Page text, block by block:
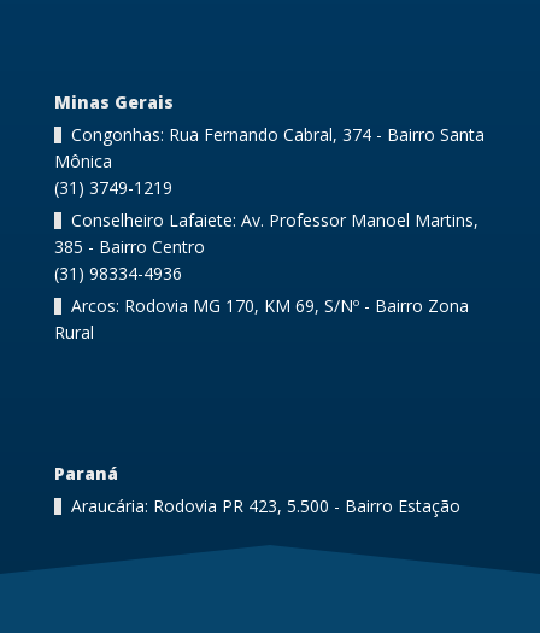
Minas Gerais
Congonhas: Rua Fernando Cabral, 374 - Bairro Santa
Mônica
(31) 3749-1219
Conselheiro Lafaiete: Av. Professor Manoel Martins,
385 - Bairro Centro
(31) 98334-4936
Arcos: Rodovia MG 170, KM 69, S/Nº - Bairro Zona
Rural
Paraná
Araucária: Rodovia PR 423, 5.500 - Bairro Estação